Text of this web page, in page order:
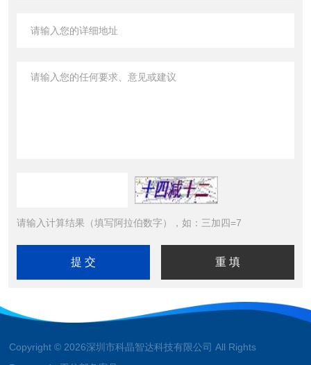
请输入计算结果（填写阿拉伯数字），如：三加四=7
Copyright © 2026深圳市科晶智达科技有限公司 All Rights